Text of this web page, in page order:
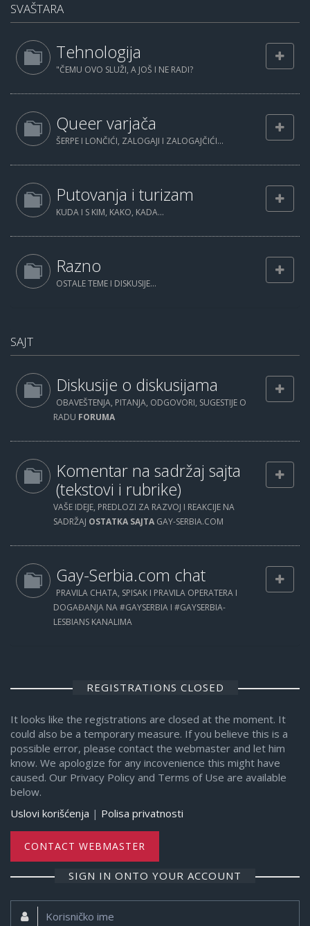
SVAŠTARA
Tehnologija
"ČEMU OVO SLUŽI, A JOŠ I NE RADI?
Queer varjača
ŠERPE I LONČIĆI, ZALOGAJI I ZALOGAJČIĆI...
Putovanja i turizam
KUDA I S KIM, KAKO, KADA...
Razno
OSTALE TEME I DISKUSIJE...
SAJT
Diskusije o diskusijama
OBAVEŠTENJA, PITANJA, ODGOVORI, SUGESTIJE O
RADU FORUMA
Komentar na sadržaj sajta
(tekstovi i rubrike)
VAŠE IDEJE, PREDLOZI ZA RAZVOJ I REAKCIJE NA
SADRŽAJ OSTATKA SAJTA GAY-SERBIA.COM
Gay-Serbia.com chat
PRAVILA CHATA, SPISAK I PRAVILA OPERATERA I
DOGAĐANJA NA #GAYSERBIA I #GAYSERBIA-
LESBIANS KANALIMA
REGISTRATIONS CLOSED
It looks like the registrations are closed at the moment. It
could also be a temporary measure. If you believe this is a
possible error, please contact the webmaster and let him
know. We apologize for any incovenience this might have
caused. Our Privacy Policy and Terms of Use are available
below.
Uslovi korišćenja | Polisa privatnosti
CONTACT WEBMASTER
SIGN IN ONTO YOUR ACCOUNT
Korisničko